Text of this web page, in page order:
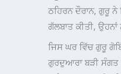
ਠਹਿਰਨ ਦੌਰਾਨ, ਗੁਰੂ
ਗੱਲਬਾਤ ਕੀਤੀ,
ਜਿਸ ਘਰ ਵਿੱਚ ਗੁਰੂ
ਗੁਰਦੁਆਰਾ ਬੜੀ ਸੰਗਤ